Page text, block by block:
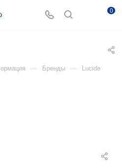
0
— Бренды — Lucide